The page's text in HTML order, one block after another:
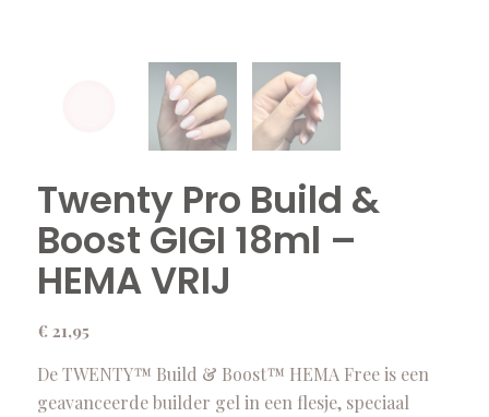
Twenty Pro Build &
Boost GIGI 18ml –
HEMA VRIJ
€ 21,95
De TWENTY™ Build & Boost™ HEMA Free is een
geavanceerde builder gel in een flesje, speciaal